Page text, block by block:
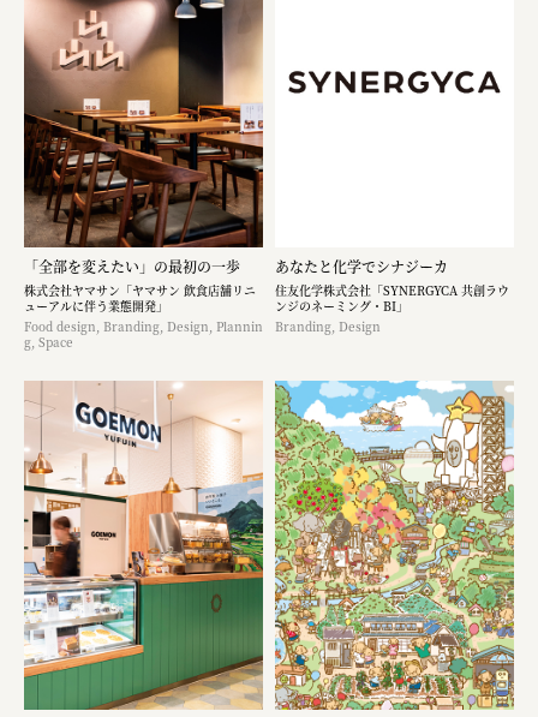
「全部を変えたい」の最初の一歩
株式会社ヤマサン「ヤマサン 飲食店舗リニ
ューアルに伴う業態開発」
Food design, Branding, Design, Plannin
g, Space
あなたと化学でシナジーカ
住友化学株式会社「SYNERGYCA 共創ラウ
ンジのネーミング・BI」
Branding, Design